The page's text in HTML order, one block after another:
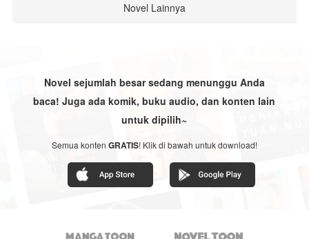
Novel Lainnya
Novel sejumlah besar sedang menunggu Anda
baca! Juga ada komik, buku audio, dan konten lain
untuk dipilih~
Semua konten GRATIS! Klik di bawah untuk download!